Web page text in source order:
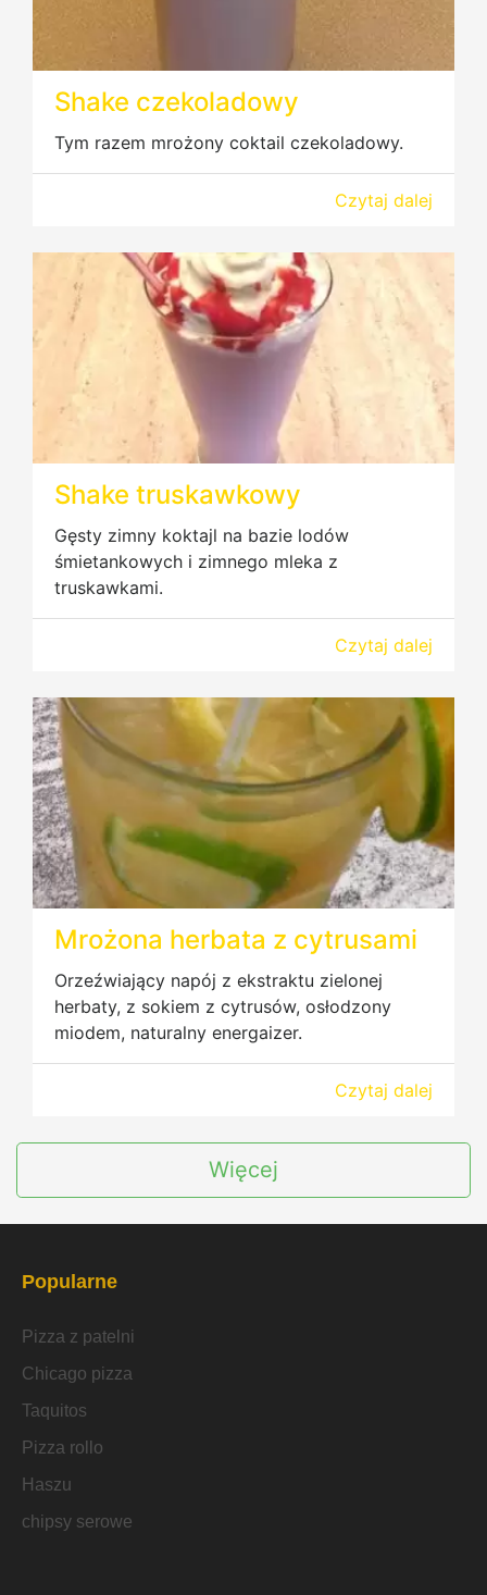
Shake czekoladowy
Tym razem mrożony coktail czekoladowy.
Czytaj dalej
Shake truskawkowy
Gęsty zimny koktajl na bazie lodów
śmietankowych i zimnego mleka z
truskawkami.
Czytaj dalej
Mrożona herbata z cytrusami
Orzeźwiający napój z ekstraktu zielonej
herbaty, z sokiem z cytrusów, osłodzony
miodem, naturalny energaizer.
Czytaj dalej
Więcej
Popularne
Pizza z patelni
Chicago pizza
Taquitos
Pizza rollo
Haszu
chipsy serowe